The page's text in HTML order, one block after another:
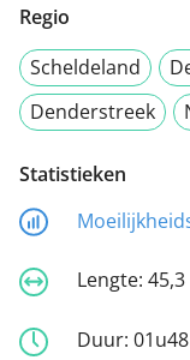
Regio
Scheldeland
Denderstreek
Statistieken
Lengte:
Duur: 01u48